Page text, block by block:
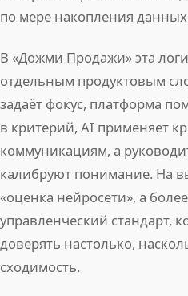
по мере накопления
В «Дожми Продажи» эта
отдельным продуктовым
задаёт фокус, платформа
в критерий, AI применяет
коммуникациям, а
калибруют понимание. На
«оценка нейросети», а
управленческий стандарт,
доверять настолько,
сходимость.